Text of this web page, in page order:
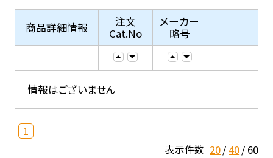
商品詳細情報
注文
Cat.No
メーカー
略号
情報はございません
1
表示件数 20 40 60